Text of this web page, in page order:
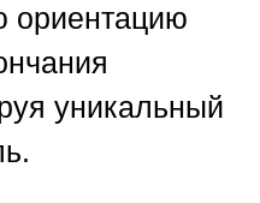
ориентацию
уникальный